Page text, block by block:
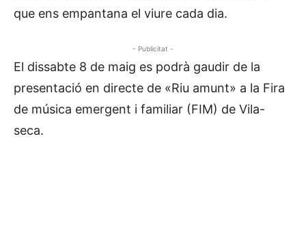
que ens empantana el viure cada dia.
- Publicitat -
El dissabte 8 de maig es podrà gaudir de la
presentació en directe de «Riu amunt» a la Fira
de música emergent i familiar (FIM) de Vila-
seca.